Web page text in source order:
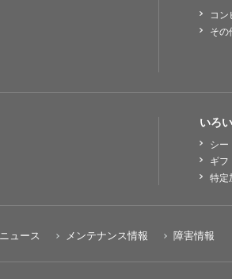
コ
その
いろ
シー
ギフ
特定
ニュース メンテナンス情報 障害情報